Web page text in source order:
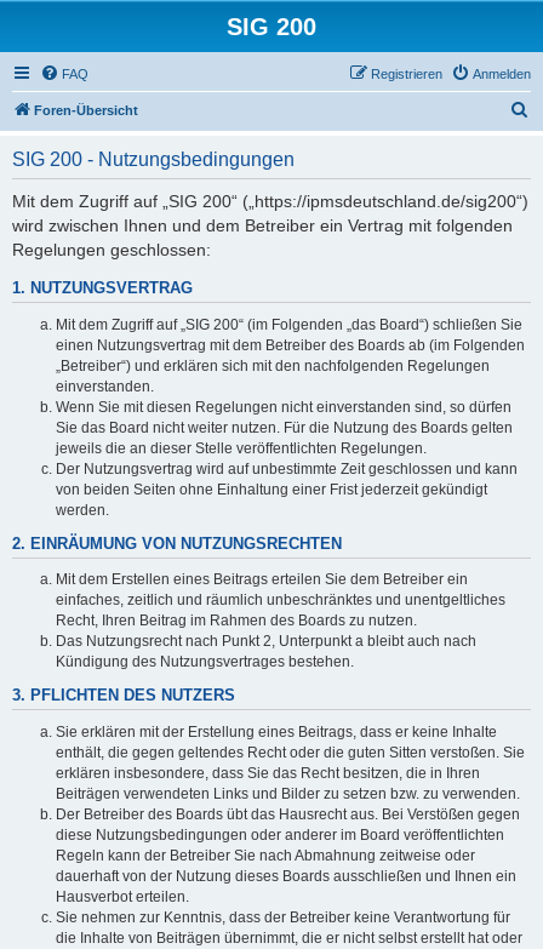
SIG 200
FAQ Anmelden
Registrieren
Foren-Übersicht
SIG 200 - Nutzungsbedingungen
Mit dem Zugriff auf „SIG 200“ („https://ipmsdeutschland.de/sig200“)
wird zwischen Ihnen und dem Betreiber ein Vertrag mit folgenden
Regelungen geschlossen:
1. NUTZUNGSVERTRAG
Mit dem Zugriff auf „SIG 200“ (im Folgenden „das Board“) schließen Sie
einen Nutzungsvertrag mit dem Betreiber des Boards ab (im Folgenden
„Betreiber“) und erklären sich mit den nachfolgenden Regelungen
einverstanden.
Wenn Sie mit diesen Regelungen nicht einverstanden sind, so dürfen
Sie das Board nicht weiter nutzen. Für die Nutzung des Boards gelten
jeweils die an dieser Stelle veröffentlichten Regelungen.
Der Nutzungsvertrag wird auf unbestimmte Zeit geschlossen und kann
von beiden Seiten ohne Einhaltung einer Frist jederzeit gekündigt
werden.
2. EINRÄUMUNG VON NUTZUNGSRECHTEN
Mit dem Erstellen eines Beitrags erteilen Sie dem Betreiber ein
einfaches, zeitlich und räumlich unbeschränktes und unentgeltliches
Recht, Ihren Beitrag im Rahmen des Boards zu nutzen.
Das Nutzungsrecht nach Punkt 2, Unterpunkt a bleibt auch nach
Kündigung des Nutzungsvertrages bestehen.
3. PFLICHTEN DES NUTZERS
Sie erklären mit der Erstellung eines Beitrags, dass er keine Inhalte
enthält, die gegen geltendes Recht oder die guten Sitten verstoßen. Sie
erklären insbesondere, dass Sie das Recht besitzen, die in Ihren
Beiträgen verwendeten Links und Bilder zu setzen bzw. zu verwenden.
Der Betreiber des Boards übt das Hausrecht aus. Bei Verstößen gegen
diese Nutzungsbedingungen oder anderer im Board veröffentlichten
Regeln kann der Betreiber Sie nach Abmahnung zeitweise oder
dauerhaft von der Nutzung dieses Boards ausschließen und Ihnen ein
Hausverbot erteilen.
Sie nehmen zur Kenntnis, dass der Betreiber keine Verantwortung für
die Inhalte von Beiträgen übernimmt, die er nicht selbst erstellt hat oder